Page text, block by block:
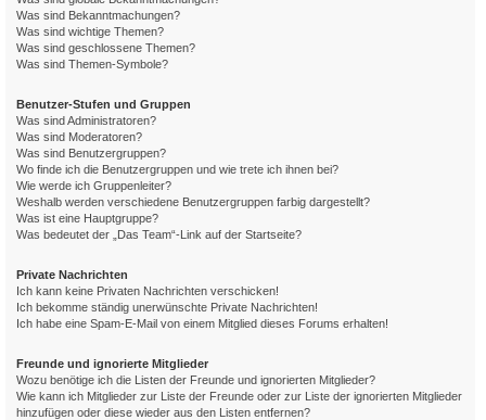
Was sind Bekanntmachungen?
Was sind wichtige Themen?
Was sind geschlossene Themen?
Was sind Themen-Symbole?
Benutzer-Stufen und Gruppen
Was sind Administratoren?
Was sind Moderatoren?
Was sind Benutzergruppen?
Wo finde ich die Benutzergruppen und wie trete ich ihnen bei?
Wie werde ich Gruppenleiter?
Weshalb werden verschiedene Benutzergruppen farbig dargestellt?
Was ist eine Hauptgruppe?
Was bedeutet der „Das Team“-Link auf der Startseite?
Private Nachrichten
Ich kann keine Privaten Nachrichten verschicken!
Ich bekomme ständig unerwünschte Private Nachrichten!
Ich habe eine Spam-E-Mail von einem Mitglied dieses Forums erhalten!
Freunde und ignorierte Mitglieder
Wozu benötige ich die Listen der Freunde und ignorierten Mitglieder?
Wie kann ich Mitglieder zur Liste der Freunde oder zur Liste der ignorierten Mitglieder
hinzufügen oder diese wieder aus den Listen entfernen?